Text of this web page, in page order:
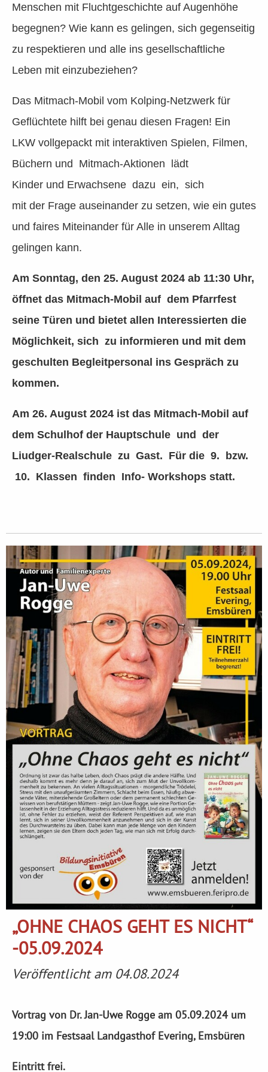
Menschen mit Fluchtgeschichte auf Augenhöhe
begegnen? Wie kann es gelingen, sich gegenseitig
zu respektieren und alle ins gesellschaftliche
Leben mit einzubeziehen?
Das Mitmach-Mobil vom Kolping-Netzwerk für
Geflüchtete hilft bei genau diesen Fragen! Ein
LKW vollgepackt mit interaktiven Spielen, Filmen,
Büchern und Mitmach-Aktionen lädt
Kinder und Erwachsene dazu ein, sich
mit der Frage auseinander zu setzen, wie ein gutes
und faires Miteinander für Alle in unserem Alltag
gelingen kann.
Am Sonntag, den 25. August 2024 ab 11:30 Uhr,
öffnet das Mitmach-Mobil auf dem Pfarrfest
seine Türen und bietet allen Interessierten die
Möglichkeit, sich zu informieren und mit dem
geschulten Begleitpersonal ins Gespräch zu
kommen.
Am 26. August 2024 ist das Mitmach-Mobil auf
dem Schulhof der Hauptschule und der
Liudger-Realschule zu Gast. Für die 9. bzw.
10. Klassen finden Info- Workshops statt.
„OHNE CHAOS GEHT ES NICHT“
-05.09.2024
Veröffentlicht am 04.08.2024
Vortrag von Dr. Jan-Uwe Rogge am 05.09.2024 um
19:00 im Festsaal Landgasthof Evering, Emsbüren
Eintritt frei.